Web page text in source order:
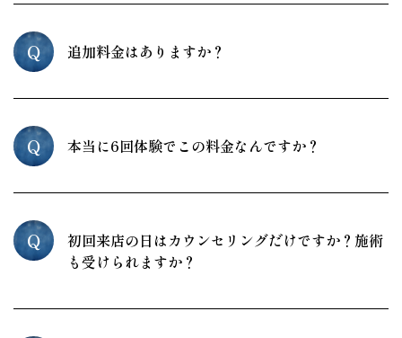
Q 追加料金はありますか？
Q 本当に6回体験でこの料金なんですか？
Q
初回来店の日はカウンセリングだけですか？施術
も受けられますか？